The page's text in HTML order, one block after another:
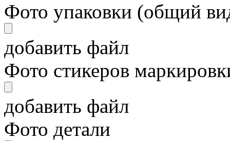
Фото упаковки (общий
добавить файл
Фото стикеров
добавить файл
Фото детали